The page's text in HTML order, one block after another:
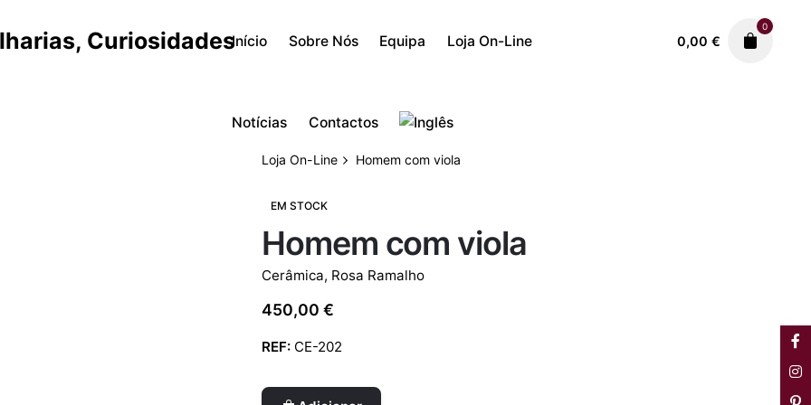
Início Sobre Nós Equipa Loja On-Line
Notícias Contactos
0,00 €
0
Loja On-Line Homem com viola
EM STOCK
Homem com viola
Cerâmica, Rosa Ramalho
450,00 €
REF: CE-202